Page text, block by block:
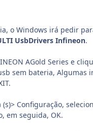
o Windows irá pedir
UsbDrivers Infineon.
AGold Series e
sem bateria, Algumas
Configuração,
em seguida, OK.